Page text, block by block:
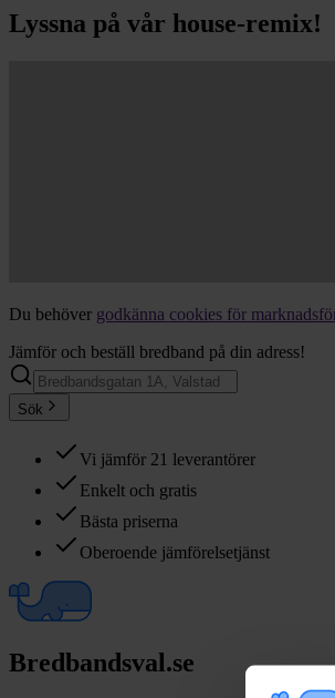
Lyssna på vår house-remix!
Du behöver godkänna cookies för
Jämför och beställ bredband på din adress!
Sök
Vi jämför 21 leverantörer
Enkelt och gratis
Bästa priserna
Oberoende jämförelsetjänst
Bredbandsval.se